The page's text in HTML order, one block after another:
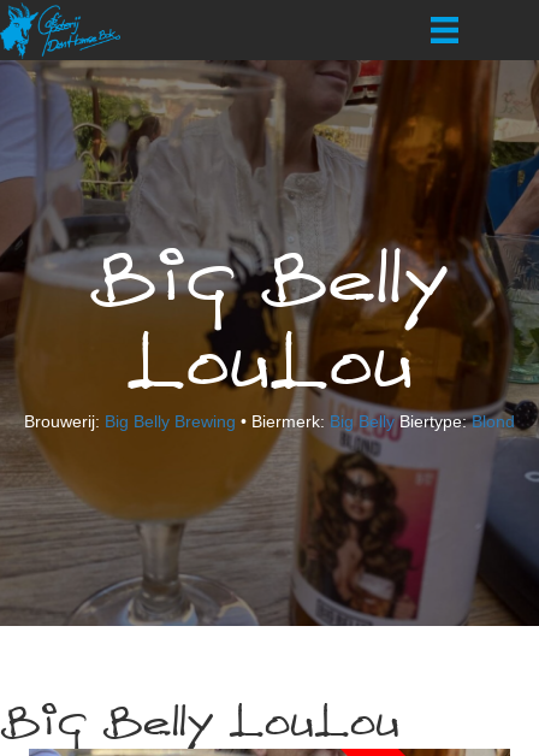
Big Belly
LouLou
Brouwerij: Big Belly Brewing • Biermerk: Big BellyBiertype:Blond
Big Belly LouLou